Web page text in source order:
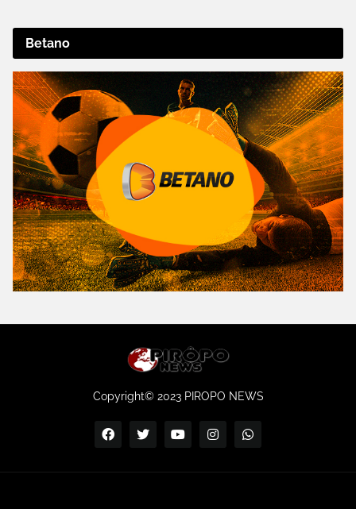
Betano
Copyright© 2023 PIROPO NEWS